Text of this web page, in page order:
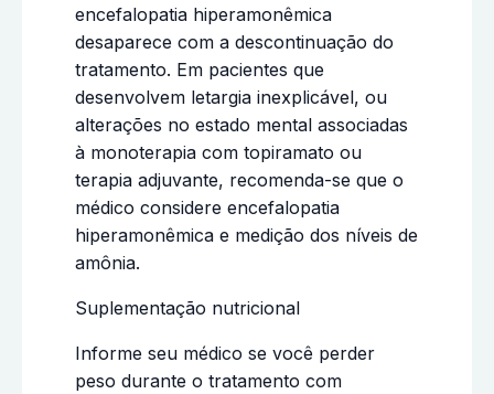
encefalopatia hiperamonêmica
desaparece com a descontinuação do
tratamento. Em pacientes que
desenvolvem letargia inexplicável, ou
alterações no estado mental associadas
à monoterapia com topiramato ou
terapia adjuvante, recomenda-se que o
médico considere encefalopatia
hiperamonêmica e medição dos níveis de
amônia.
Suplementação nutricional
Informe seu médico se você perder
peso durante o tratamento com